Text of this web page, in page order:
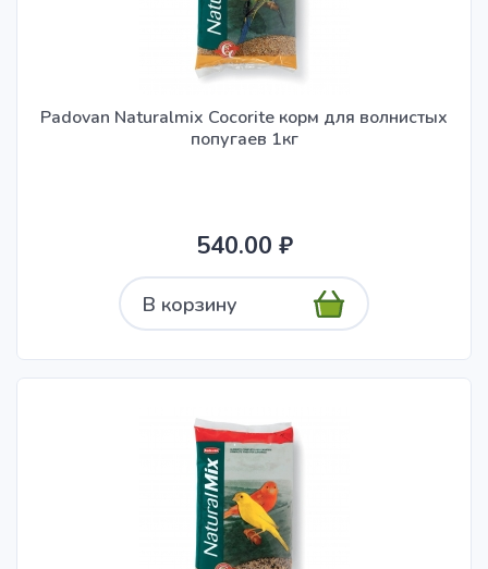
Padovan Naturalmix Cocorite корм для волнистых
попугаев 1кг
540.00 ₽
В корзину